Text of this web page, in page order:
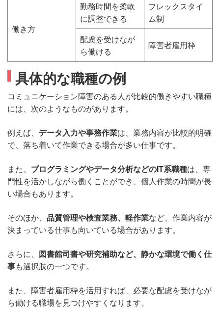
働き方
勤務時間を柔軟
に調整できる
フレックスタイ
ム制
配慮を受けなが
ら働ける
障害者雇用枠
具体的な職種の例
コミュニケーション障害のある人が比較的働きやすい職種
には、次のようなものがあります。
例えば、 データ入力や事務作業は、業務内容が比較的明確
で、落ち着いて作業できる場合が多い仕事です。
また、 プログラミングやデータ分析などのIT系職種は、専
門性を活かしながら働くことができ、個人作業の時間が長
い場合もあります。
そのほか、 品質管理や検査業務、軽作業など、作業内容が
決まっている仕事も向いている場合があります。
さらに、 図書館司書や研究補助など、静かな環境で働く仕
事も選択肢の一つです。
また、障害者雇用枠を活用すれば、必要な配慮を受けなが
ら働ける職場を見つけやすくなります。